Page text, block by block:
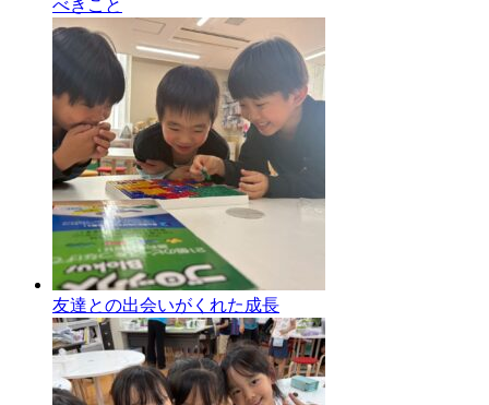
べきこと
友達との出会いがくれた成長